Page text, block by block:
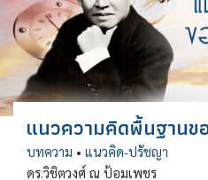
แนวความคิดพื้นฐาน
บทความ • แนวคิด-ปรัชญา
ดร.วิชิตวงศ์ ณ ป้อมเพชร